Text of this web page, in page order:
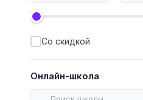
Со скидкой
Онлайн-школа